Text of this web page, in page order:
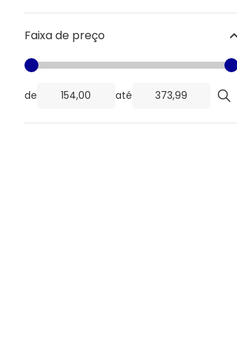
Faixa de preço
de até